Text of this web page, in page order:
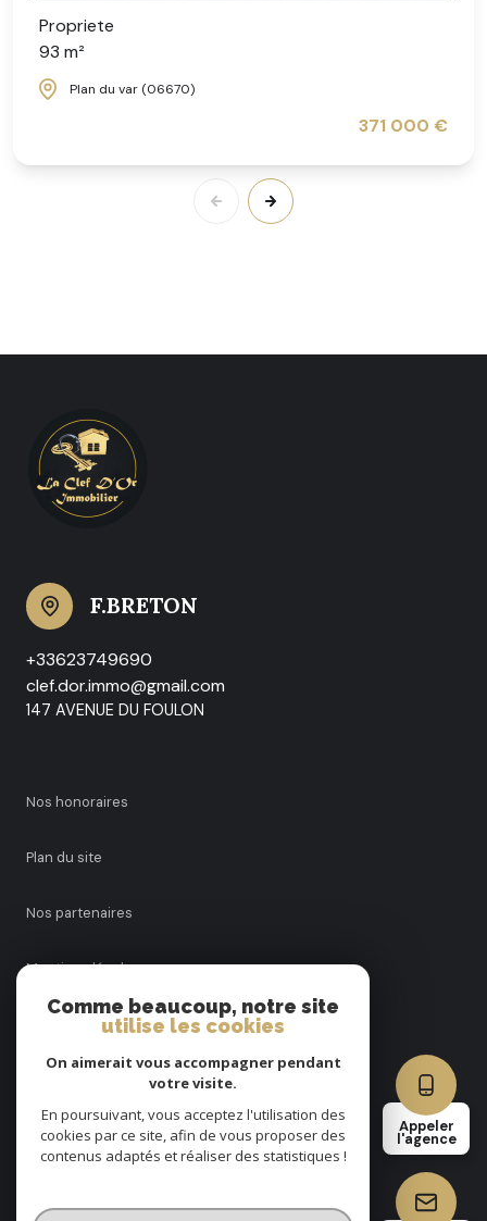
Appeler
l'agence
Propriete
93 m²
Plan du var (06670)
371 000 €
F.BRETON
+33623749690
clef.dor.immo@gmail.com
147 AVENUE DU FOULON
nos honoraires
plan du site
nos partenaires
mentions légales
cookies
© 2026 | Tous droits réservés
Comme beaucoup, notre site
utilise les cookies
On aimerait vous accompagner pendant
votre visite.
En poursuivant, vous acceptez l'utilisation des
cookies par ce site, afin de vous proposer des
contenus adaptés et réaliser des statistiques !